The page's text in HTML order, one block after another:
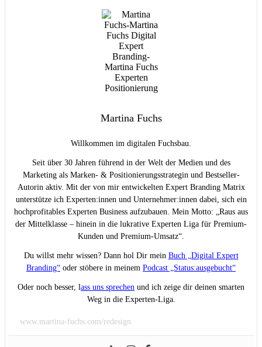
Martina Fuchs
Willkommen im digitalen Fuchsbau.
Seit über 30 Jahren führend in der Welt der Medien und des
Marketing als Marken- & Positionierungsstrategin und Bestseller-
Autorin aktiv. Mit der von mir entwickelten Expert Branding Matrix
unterstütze ich Experten:innen und Unternehmer:innen dabei, sich ein
hochprofitables Experten Business aufzubauen. Mein Motto: „Raus aus
der Mittelklasse – hinein in die lukrative Experten Liga für Premium-
Kunden und Premium-Umsatz“.
Du willst mehr wissen? Dann hol Dir mein Buch „Digital Expert
Branding“ oder stöbere in meinem Podcast „Status:ausgebucht“
Oder noch besser, lass uns sprechen und ich zeige dir deinen smarten
Weg in die Experten-Liga.
www.martina-fuchs.com/redesign